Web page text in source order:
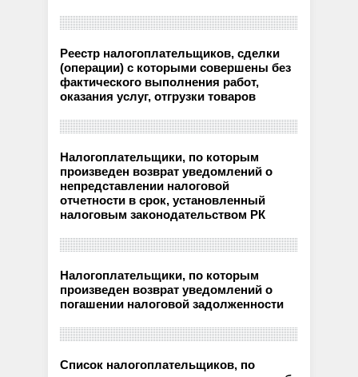
Реестр налогоплательщиков, сделки
(операции) с которыми совершены без
фактического выполнения работ,
оказания услуг, отгрузки товаров
Налогоплательщики, по которым
произведен возврат уведомлений о
непредставлении налоговой
отчетности в срок, установленный
налоговым законодательством РК
Налогоплательщики, по которым
произведен возврат уведомлений о
погашении налоговой задолженности
Список налогоплательщиков, по